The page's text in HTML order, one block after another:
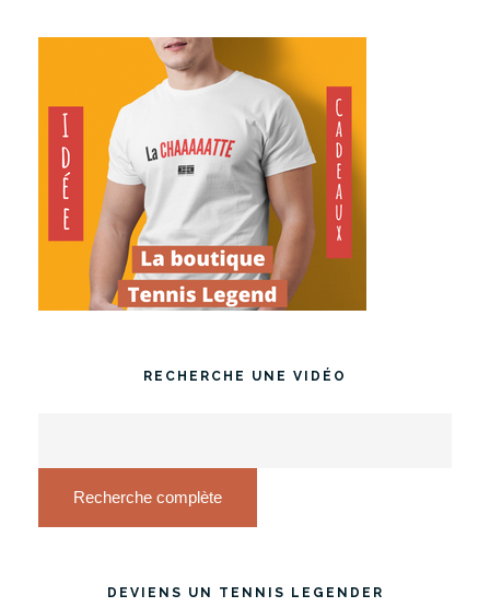
RECHERCHE UNE VIDÉO
Recherche complète
DEVIENS UN TENNIS LEGENDER